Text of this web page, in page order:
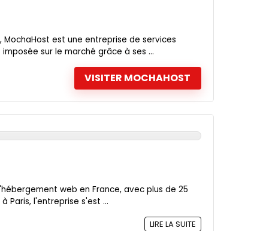
MochaHost est une entreprise de services
sur le marché grâce à ses ...
VISITER MOCHAHOST
web en France, avec plus de 25
Paris, l'entreprise s'est ...
LIRE LA SUITE